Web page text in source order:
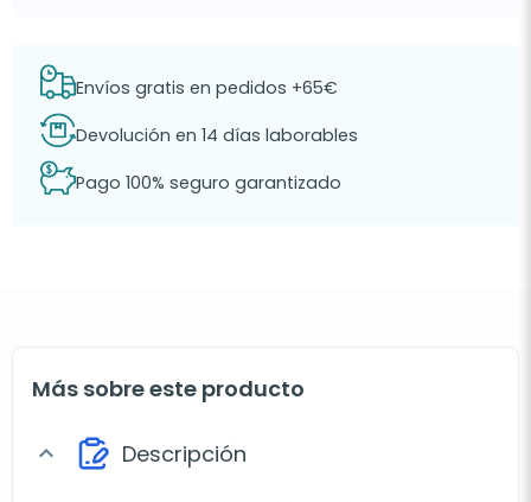
Envíos gratis en pedidos +65€
Devolución en 14 días laborables
Pago 100% seguro garantizado
Más sobre este producto
expand_more Descripción